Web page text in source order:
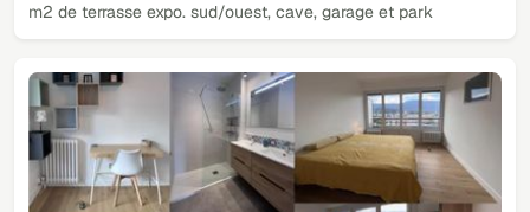
m2 de terrasse expo. sud/ouest, cave, garage et park